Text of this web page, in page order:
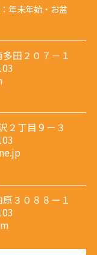
年末年始・お盆
田２０７－１
２丁目９ー３
３０８８ー１